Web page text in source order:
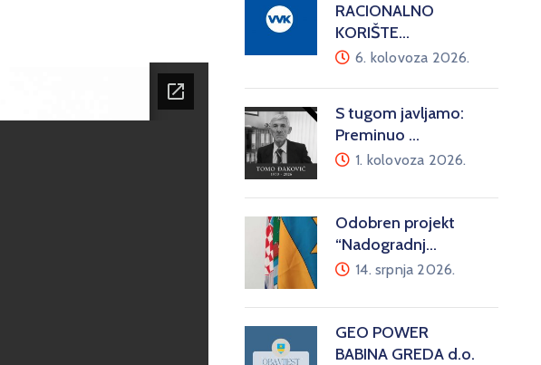
RACIONALNO
KORIŠTE…
6. kolovoza 2026.
S tugom javljamo:
Preminuo …
1. kolovoza 2026.
Odobren projekt
“Nadogradnj…
14. srpnja 2026.
GEO POWER
BABINA GREDA d.o.